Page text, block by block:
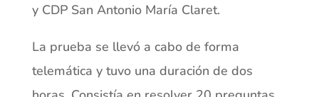
y CDP San Antonio María Claret.
La prueba se llevó a cabo de forma
telemática y tuvo una duración de dos